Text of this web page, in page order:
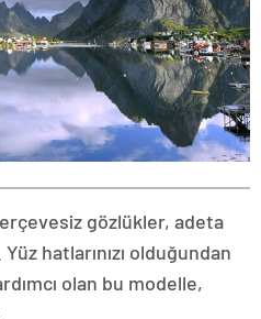
gözlükler, adeta
hatlarınızı olduğundan
olan bu modelle,